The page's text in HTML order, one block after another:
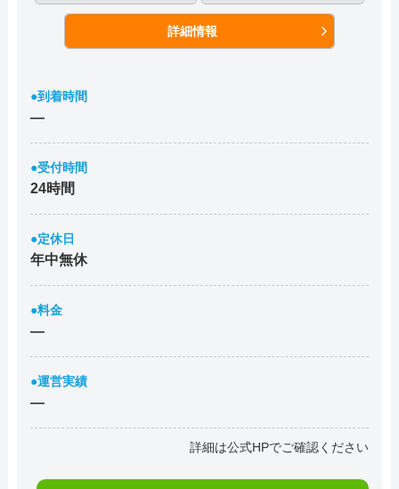
詳細情報
●到着時間
―
●受付時間
24時間
●定休日
年中無休
●料金
―
●運営実績
―
詳細は公式HPでご確認ください